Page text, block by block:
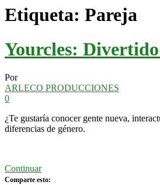
Etiqueta: Pareja
Yourcles:
Por
ARLECO PRODUCCIONES
0
¿Te gustaría conocer gente nueva,
diferencias de género.
Continuar
Comparte esto: